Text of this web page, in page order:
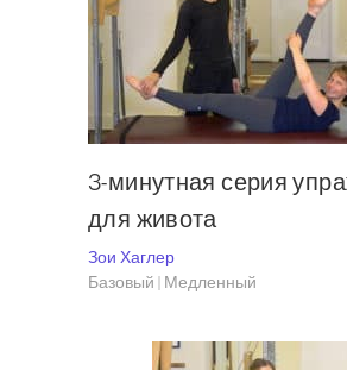
3-минутная серия
для живота
Зои Хаглер
Базовый | Медленный